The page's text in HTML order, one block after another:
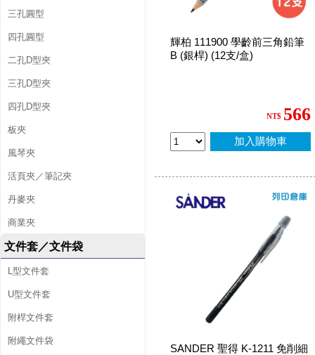
三孔圓型
四孔圓型
二孔D型夾
三孔D型夾
四孔D型夾
板夾
風琴夾
活頁夾／筆記夾
丹麥夾
商業夾
文件套／文件袋
L型文件套
U型文件套
附桿文件套
附繩文件袋
輝柏 111900 學齡前三角鉛筆
B (銀桿) (12支/盒)
NT$ 566
加入購物車
SANDER 聖得 K-1211 免削細